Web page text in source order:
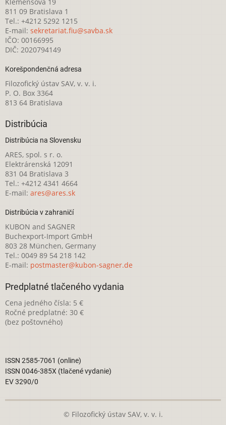
811 09 Bratislava 1
Tel.: +4212 5292 1215
E-mail: sekretariat.fiu@savba.sk
IČO: 00166995
DIČ: 2020794149
Korešpondenčná adresa
Filozofický ústav SAV, v. v. i.
P. O. Box 3364
813 64 Bratislava
Distribúcia
Distribúcia na Slovensku
ARES, spol. s r. o.
Elektrárenská 12091
831 04 Bratislava 3
Tel.: +4212 4341 4664
E-mail: ares@ares.sk
Distribúcia v zahraničí
KUBON and SAGNER
Buchexport-Import GmbH
803 28 München, Germany
Tel.: 0049 89 54 218 142
E-mail: postmaster@kubon-sagner.de
Predplatné tlačeného vydania
Cena jedného čísla: 5 €
Ročné predplatné: 30 €
(bez poštovného)
ISSN 2585-7061 (online)
ISSN 0046-385X (tlačené vydanie)
EV 3290/0
© Filozofický ústav SAV, v. v. i.